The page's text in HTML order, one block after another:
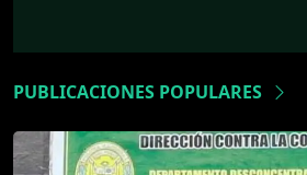
PUBLICACIONES POPULARES